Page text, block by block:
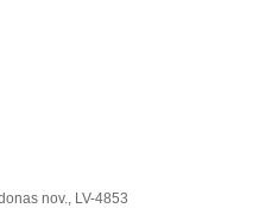
nov., LV-4853